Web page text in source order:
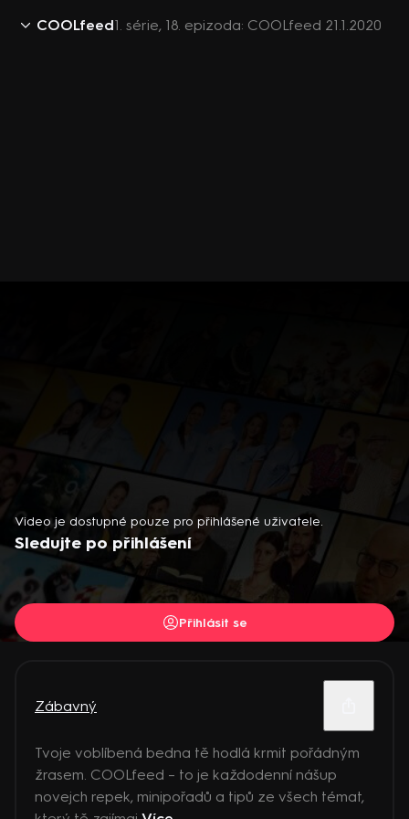
COOLfeed1. série, 18. epizoda: COOLfeed 21.1.2020
Video je dostupné pouze pro přihlášené uživatele.
Sledujte po přihlášení
Přihlásit se
Zábavný
Tvoje voblíbená bedna tě hodlá krmit pořádným
žrasem. COOLfeed – to je každodenní nášup
novejch repek, minipořadů a tipů ze všech témat,